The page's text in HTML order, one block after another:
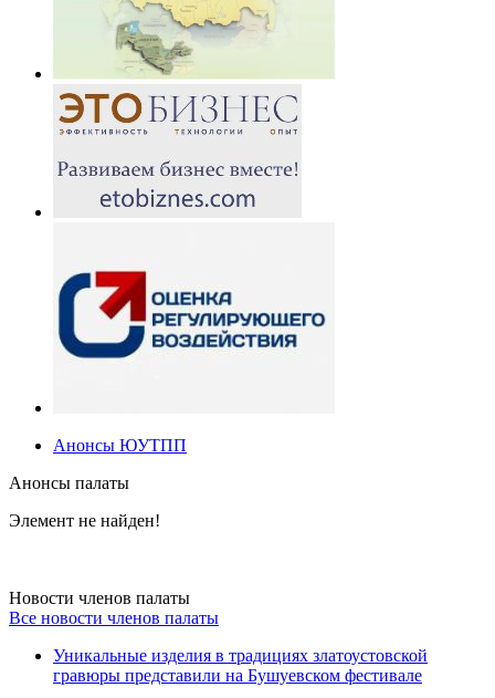
Анонсы ЮУТПП
Анонсы палаты
Элемент не найден!
Новости членов палаты
Все новости членов палаты
Уникальные изделия в традициях златоустовской
гравюры представили на Бушуевском фестивале